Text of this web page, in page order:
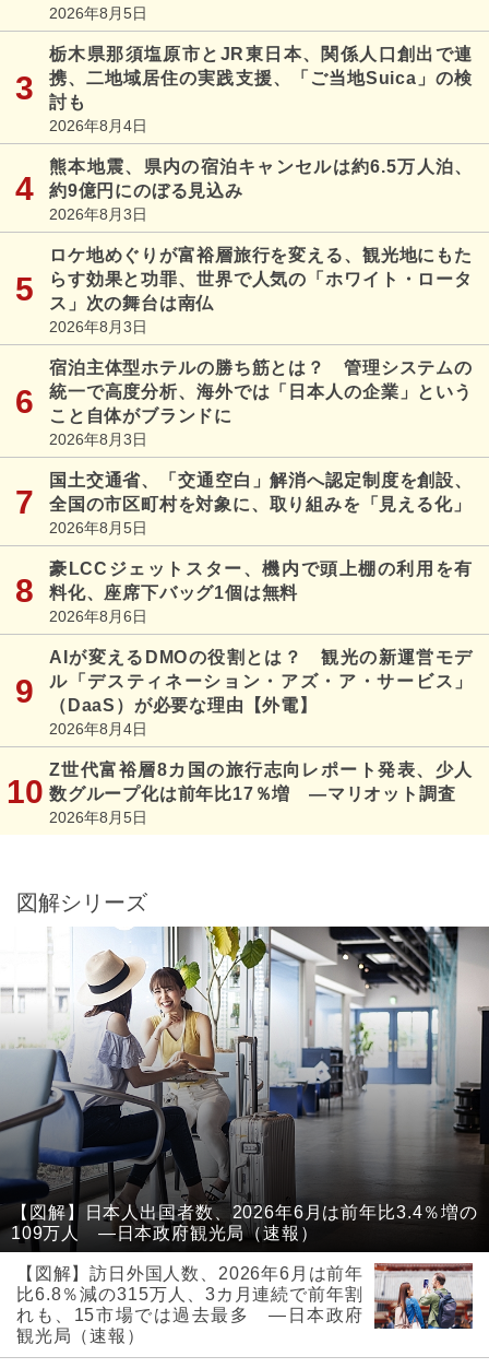
2026年8月5日
栃木県那須塩原市とJR東日本、関係人口創出で連
携、二地域居住の実践支援、「ご当地Suica」の検
討も
2026年8月4日
熊本地震、県内の宿泊キャンセルは約6.5万人泊、
約9億円にのぼる見込み
2026年8月3日
ロケ地めぐりが富裕層旅行を変える、観光地にもた
らす効果と功罪、世界で人気の「ホワイト・ロータ
ス」次の舞台は南仏
2026年8月3日
宿泊主体型ホテルの勝ち筋とは？ 管理システムの
統一で高度分析、海外では「日本人の企業」という
こと自体がブランドに
2026年8月3日
国土交通省、「交通空白」解消へ認定制度を創設、
全国の市区町村を対象に、取り組みを「見える化」
2026年8月5日
豪LCCジェットスター、機内で頭上棚の利用を有
料化、座席下バッグ1個は無料
2026年8月6日
AIが変えるDMOの役割とは？ 観光の新運営モデ
ル「デスティネーション・アズ・ア・サービス」
（DaaS）が必要な理由【外電】
2026年8月4日
Z世代富裕層8カ国の旅行志向レポート発表、少人
数グループ化は前年比17％増 ―マリオット調査
2026年8月5日
図解シリーズ
【図解】日本人出国者数、2026年6月は前年比3.4％増の
109万人 ―日本政府観光局（速報）
【図解】訪日外国人数、2026年6月は前年
比6.8％減の315万人、3カ月連続で前年割
れも、15市場では過去最多 ―日本政府
観光局（速報）